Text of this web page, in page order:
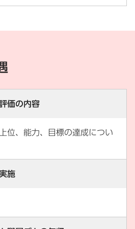
価の内容
位、能力、目標の達成につい
施